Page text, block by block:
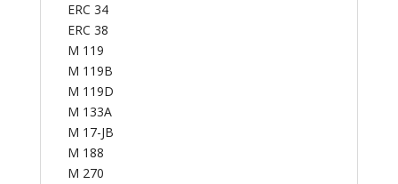
ERC 34
ERC 38
M 119
M 119B
M 119D
M 133A
M 17-JB
M 188
M 270